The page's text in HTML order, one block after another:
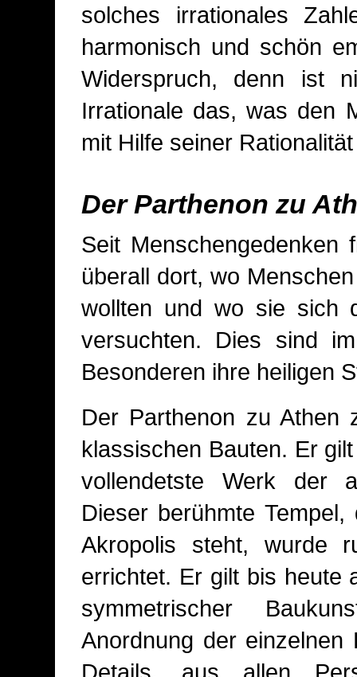
solches irrationales
harmonisch und schön
Widerspruch, denn ist
Irrationale das, was den
mit Hilfe seiner
Der Parthenon zu
Seit Menschengedenken
überall dort, wo
wollten und wo sie sich
versuchten. Dies sind
Besonderen ihre heiligen
Der Parthenon zu Athen
klassischen Bauten. Er
vollendetste Werk der
Dieser berühmte
Akropolis steht, wurde
errichtet. Er gilt bis heute
symmetrischer
Anordnung der
Details, aus allen